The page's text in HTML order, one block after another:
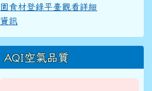
園食材登錄平臺觀看詳細
資訊
AQI空氣品質